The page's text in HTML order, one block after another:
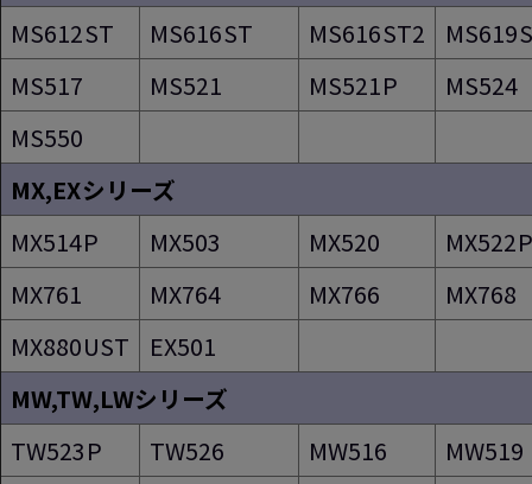
MS612ST
MS616ST MS616ST2
MS517
MS521 MS521P
MS524
MS550
MX,EXシリーズ
MX514P
MX503 MX520
MX522P
MX761
MX764 MX766
MX768
MX880UST
EX501
MW,TW,LWシリーズ
TW523P
TW526 MW516
MW519